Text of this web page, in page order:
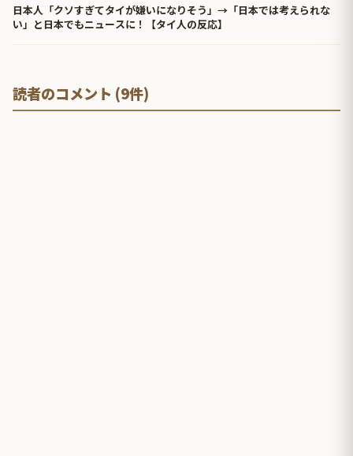
日本人「クソすぎてタイが嫌いになりそう」→「日本では考えられな
い」と日本でもニュースに！【タイ人の反応】
読者のコメント (9件)